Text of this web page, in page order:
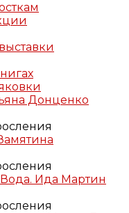
Донценко
Ида Мартин